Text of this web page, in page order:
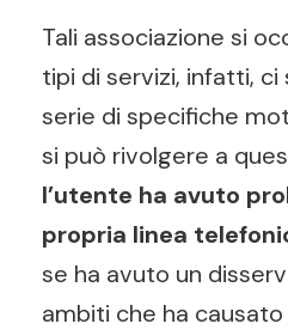
Tali associazione si
tipi di servizi, infatti, ci
serie di specifiche
si può rivolgere a
l’utente ha avuto
propria linea
se ha avuto un
ambiti che ha